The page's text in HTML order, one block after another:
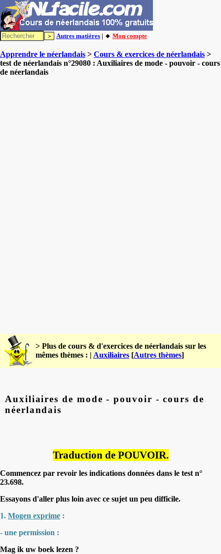
Autres matières | 🔸 Mon compte
Apprendre le néerlandais > Cours & exercices de néerlandais >
test de néerlandais n°29080 : Auxiliaires de mode - pouvoir - cours
de néerlandais
> Plus de cours & d'exercices de néerlandais sur les
mêmes thèmes : | Auxiliaires [Autres thèmes]
Auxiliaires de mode - pouvoir - cours de
néerlandais
Traduction de POUVOIR.
Commencez par revoir les indications données dans le test n°
23.698.
Essayons d'aller plus loin avec ce sujet un peu difficile.
1. Mogen exprime :
- une permission :
Mag ik uw boek lezen ?